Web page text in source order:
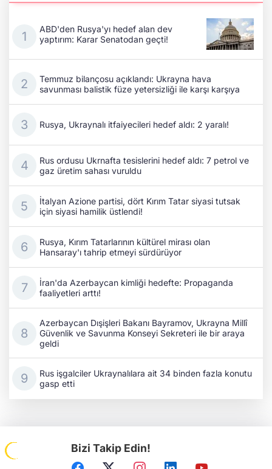
ABD'den Rusya'yı hedef alan dev
yaptırım: Karar Senatodan geçti!
Temmuz bilançosu açıklandı: Ukrayna hava
savunması balistik füze yetersizliği ile karşı karşıya
Rusya, Ukraynalı itfaiyecileri hedef aldı: 2 yaralı!
Rus ordusu Ukrnafta tesislerini hedef aldı: 7 petrol ve
gaz üretim sahası vuruldu
İtalyan Azione partisi, dört Kırım Tatar siyasi tutsak
için siyasi hamilik üstlendi!
Rusya, Kırım Tatarlarının kültürel mirası olan
Hansaray'ı tahrip etmeyi sürdürüyor
İran'da Azerbaycan kimliği hedefte: Propaganda
faaliyetleri arttı!
Azerbaycan Dışişleri Bakanı Bayramov, Ukrayna Millî
Güvenlik ve Savunma Konseyi Sekreteri ile bir araya
geldi
Rus işgalciler Ukraynalılara ait 34 binden fazla konutu
gasp etti
Bizi Takip Edin!